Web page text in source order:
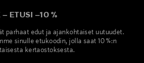
– ETUSI –10 %
parhaat edut ja ajankohtaiset uutuudet.
sinulle etukoodin, jolla saat 10 %:n
kertaostoksesta.